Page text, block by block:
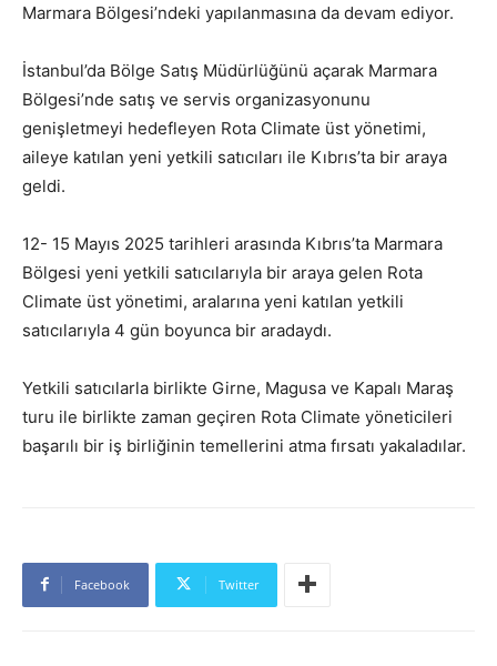
Marmara Bölgesi’ndeki yapılanmasına da devam ediyor.
İstanbul’da Bölge Satış Müdürlüğünü açarak Marmara
Bölgesi’nde satış ve servis organizasyonunu
genişletmeyi hedefleyen Rota Climate üst yönetimi,
aileye katılan yeni yetkili satıcıları ile Kıbrıs’ta bir araya
geldi.
12- 15 Mayıs 2025 tarihleri arasında Kıbrıs’ta Marmara
Bölgesi yeni yetkili satıcılarıyla bir araya gelen Rota
Climate üst yönetimi, aralarına yeni katılan yetkili
satıcılarıyla 4 gün boyunca bir aradaydı.
Yetkili satıcılarla birlikte Girne, Magusa ve Kapalı Maraş
turu ile birlikte zaman geçiren Rota Climate yöneticileri
başarılı bir iş birliğinin temellerini atma fırsatı yakaladılar.
Facebook Twitter